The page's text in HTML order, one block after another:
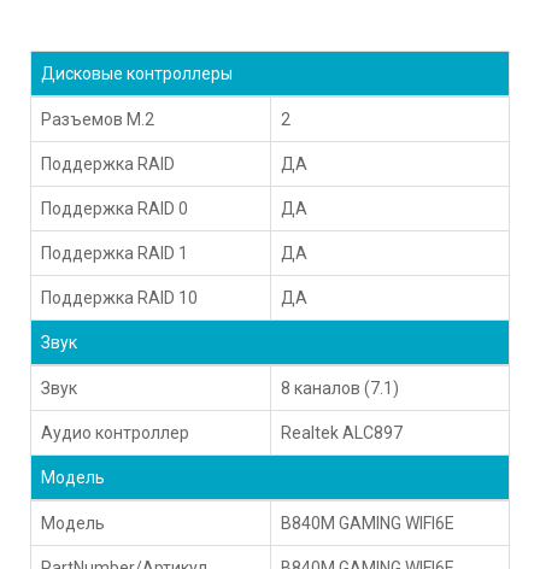
Дисковые контроллеры
Разъемов M.2 2
Поддержка RAID ДА
Поддержка RAID 0 ДА
Поддержка RAID 1 ДА
Поддержка RAID 10 ДА
Звук
Звук 8 каналов (7.1)
Аудио контроллер Realtek ALC897
Модель
Модель B840M GAMING WIFI6E